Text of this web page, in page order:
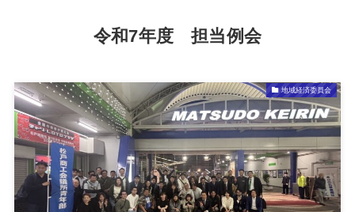
令和7年度 担当例会
地域経済委員会